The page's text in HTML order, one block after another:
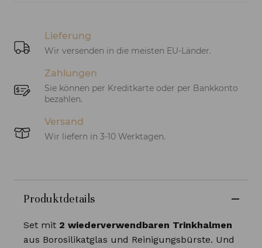
Lieferung
Wir versenden in die meisten EU-Länder.
Zahlungen
Sie können per Kreditkarte oder per Bankkonto
bezahlen.
Versand
Wir liefern in 3-10 Werktagen.
Produktdetails
Set mit 2 wiederverwendbaren Trinkhalmen
aus Borosilikatglas und Reinigungsbürste. Und